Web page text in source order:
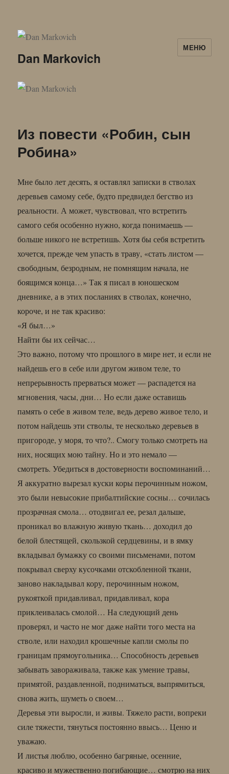
Dan Markovich
МЕНЮ
Из повести «Робин, сын
Робина»
Мне было лет десять, я оставлял записки в стволах
деревьев самому себе, будто предвидел бегство из
реальности. А может, чувствовал, что встретить
самого себя особенно нужно, когда понимаешь —
больше никого не встретишь. Хотя бы себя встретить
хочется, прежде чем упасть в траву, «стать листом —
свободным, безродным, не помнящим начала, не
боящимся конца…» Так я писал в юношеском
дневнике, а в этих посланиях в стволах, конечно,
короче, и не так красиво:
«Я был…»
Найти бы их сейчас…
Это важно, потому что прошлого в мире нет, и если не
найдешь его в себе или другом живом теле, то
непрерывность прерваться может — распадется на
мгновения, часы, дни… Но если даже оставишь
память о себе в живом теле, ведь дерево живое тело, и
потом найдешь эти стволы, те несколько деревьев в
пригороде, у моря, то что?.. Смогу только смотреть на
них, носящих мою тайну. Но и это немало —
смотреть. Убедиться в достоверности воспоминаний…
Я аккуратно вырезал куски коры перочинным ножом,
это были невысокие прибалтийские сосны… сочилась
прозрачная смола… отодвигал ее, резал дальше,
проникал во влажную живую ткань… доходил до
белой блестящей, скользкой сердцевины, и в ямку
вкладывал бумажку со своими письменами, потом
покрывал сверху кусочками отскобленной ткани,
заново накладывал кору, перочинным ножом,
рукояткой придавливал, придавливал, кора
приклеивалась смолой… На следующий день
проверял, и часто не мог даже найти того места на
стволе, или находил крошечные капли смолы по
границам прямоугольника… Способность деревьев
забывать завораживала, также как умение травы,
примятой, раздавленной, подниматься, выпрямиться,
снова жить, шуметь о своем…
Деревья эти выросли, и живы. Тяжело расти, вопреки
силе тяжести, тянуться постоянно ввысь… Ценю и
уважаю.
И листья люблю, особенно багряные, осенние,
красиво и мужественно погибающие… смотрю на них